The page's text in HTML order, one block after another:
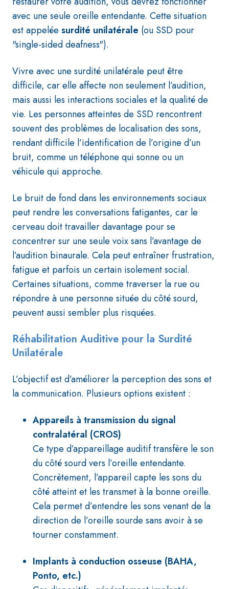
avec une seule oreille entendante. Cette situation
est appelée surdité unilatérale (ou SSD pour
"single-sided deafness").
Vivre avec une surdité unilatérale peut être
difficile, car elle affecte non seulement l’audition,
mais aussi les interactions sociales et la qualité de
vie. Les personnes atteintes de SSD rencontrent
souvent des problèmes de localisation des sons,
rendant difficile l’identification de l’origine d’un
bruit, comme un téléphone qui sonne ou un
véhicule qui approche.
Le bruit de fond dans les environnements sociaux
peut rendre les conversations fatigantes, car le
cerveau doit travailler davantage pour se
concentrer sur une seule voix sans l’avantage de
l’audition binaurale. Cela peut entraîner frustration,
fatigue et parfois un certain isolement social.
Certaines situations, comme traverser la rue ou
répondre à une personne située du côté sourd,
peuvent aussi sembler plus risquées.
Réhabilitation Auditive pour la Surdité
Unilatérale
L’objectif est d’améliorer la perception des sons et
la communication. Plusieurs options existent :
Appareils à transmission du signal
contralatéral (CROS)
Ce type d’appareillage auditif transfère le son
du côté sourd vers l’oreille entendante.
Concrètement, l’appareil capte les sons du
côté atteint et les transmet à la bonne oreille.
Cela permet d’entendre les sons venant de la
direction de l’oreille sourde sans avoir à se
tourner constamment.
Implants à conduction osseuse (BAHA,
Ponto, etc.)